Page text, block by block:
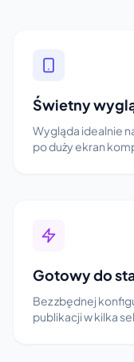
Świetny
Wygląda idealnie
po duży ekran
Gotowy do
Bez zbędnej
publikacji w kilka